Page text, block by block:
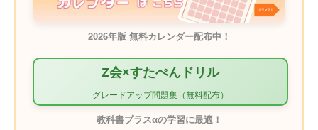
2026年版 無料カレンダー配布中！
Z会×すたぺんドリル
グレードアップ問題集（無料配布）
教科書プラスαの学習に最適！